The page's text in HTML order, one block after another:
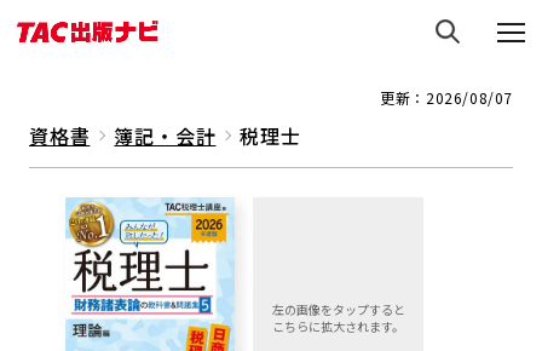
更新：2026/08/07
資格書 簿記・会計 税理士